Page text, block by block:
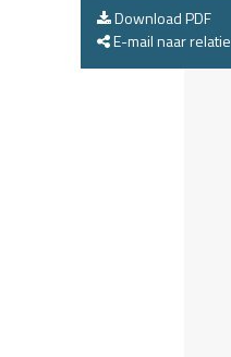
Download PDF
E-mail naar relatie